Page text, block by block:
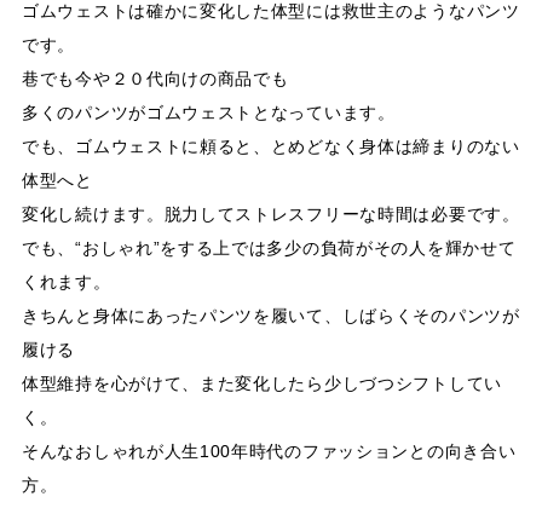
ゴムウェストは確かに変化した体型には救世主のようなパンツ
です。
巷でも今や２０代向けの商品でも
多くのパンツがゴムウェストとなっています。
でも、ゴムウェストに頼ると、とめどなく身体は締まりのない
体型へと
変化し続けます。脱力してストレスフリーな時間は必要です。
でも、“おしゃれ”をする上では多少の負荷がその人を輝かせて
くれます。
きちんと身体にあったパンツを履いて、しばらくそのパンツが
履ける
体型維持を心がけて、また変化したら少しづつシフトしてい
く。
そんなおしゃれが人生100年時代のファッションとの向き合い
方。